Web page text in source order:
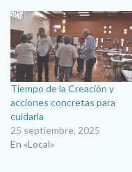
Tiempo de la Creación y
acciones concretas para
cuidarla
25 septiembre, 2025
En «Local»